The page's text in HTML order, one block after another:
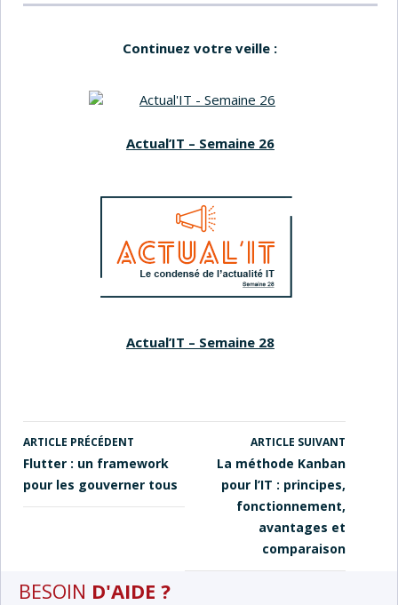
Continuez votre veille :
Actual’IT – Semaine 26
Actual’IT – Semaine 28
NAVIGATION
DES
ARTICLES
ARTICLE PRÉCÉDENT
Flutter : un framework
pour les gouverner tous
ARTICLE SUIVANT
La méthode Kanban
pour l’IT : principes,
fonctionnement,
avantages et
comparaison
BESOIN D'AIDE ?